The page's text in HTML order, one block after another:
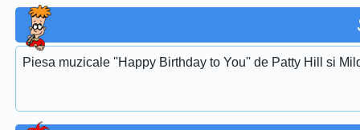
Piesa muzicale ''Happy Birthday to You'' de Patty Hill si